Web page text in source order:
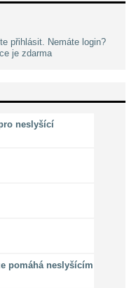
přihlásit. Nemáte login?
je zdarma
neslyšící
pomáhá neslyšícím